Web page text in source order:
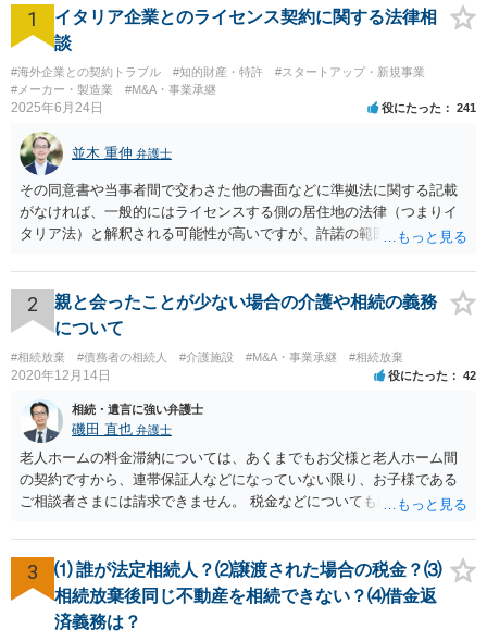
1
イタリア企業とのライセンス契約に関する法律相
談
#海外企業との契約トラブル #知的財産・特許
#スタートアップ・新規事業
#メーカー・製造業
#M&A・事業承継
2025年6月24日 役にたった 241
並木 重伸 弁護士
その同意書や当事者間で交わさた他の書面などに準拠法に関する記載
がなければ、一般的にはライセンスする側の居住地の法律（つまりイ
タリア法）と解釈される可能性が高いですが、許諾の範囲が日本国内
あります。 なお、仮に日本法になるとしても、新しい会社との間で契
約が有効かどうかは、ライセンスされた権利の種類（著作権、商標
権、特許権など）や契約の時期などを見て判断する必要があります。
いずれにせよ具体的事情が分からないと確定的な回答は難しいと思わ
れますので、弁護士に直接相談されることをお勧めします。
2
親と会ったことが少ない場合の介護や相続の義務
について
#相続放棄 #債務者の相続人 #介護施設 #M&A・事業承継 #相続放棄
2020年12月14日 役にたった 42
相続・遺言に強い弁護士
磯田 直也 弁護士
老人ホームの料金滞納については、あくまでもお父様と老人ホーム間
の契約ですから、連帯保証人などになっていない限り、お子様である
ご相談者さまには請求できません。 税金などについても滞納している
護受給の際に扶養できないかという連絡が役所から来ますが、できな
い旨回答すればそれまでです。 相続が開始した場合については先述の
通りです。 民法上の扶養義務はご相談者さまがお考えのほど強いもの
ではありません。 あくまでも、余力の範囲で認められるものです。 親
の介護は子供がみるという民法の条文はありません。 また、親に対す
3
⑴ 誰が法定相続人？⑵譲渡された場合の税金？⑶
相続放棄後同じ不動産を相続できない？⑷借金返
済義務は？